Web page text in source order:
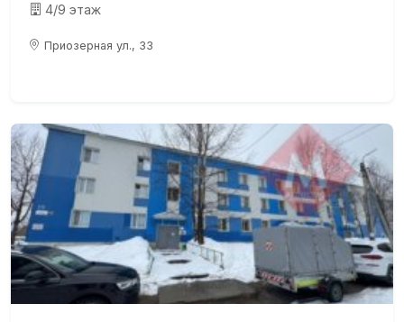
4/9 этаж
Приозерная ул., 33